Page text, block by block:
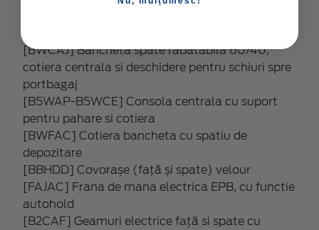
[BWCAJ] Bancheta spate rabatabila 60/40,
cotiera centrala si deschidere pentru schiuri spre
portbagaj
[B5WAP-B5WCE] Consola centrala cu suport
pentru pahare si cotiera
[BWFAC] Cotiera bancheta cu spatiu de
depozitare
[BBHDD] Covorașe (față și spate) velour
[FAJAC] Frana de mana electrica EPB, cu functie
autohold
[B2CAF] Geamuri electrice față si spate cu